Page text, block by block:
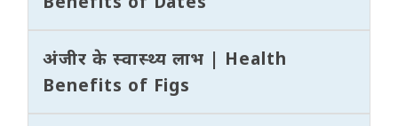
अंजीर के स्वास्थ्य लाभ | Health
Benefits of Figs